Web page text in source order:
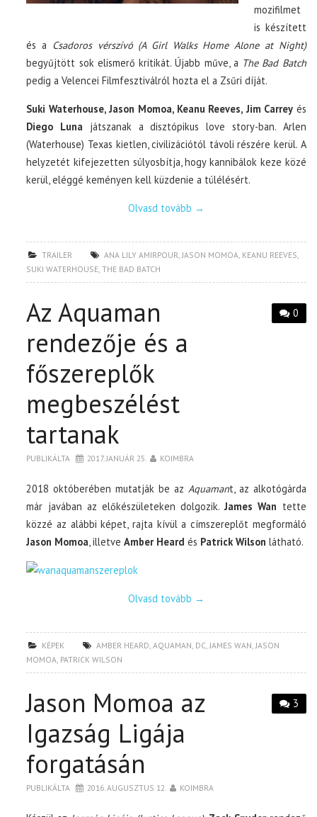
mozifilmet
is készített
és a Csadoros vérszívó (A Girl Walks Home Alone at Night)
begyűjtött sok elismerő kritikát. Újabb műve, a The Bad Batch
pedig a Velencei Filmfesztiválról hozta el a Zsűri díját.
Suki Waterhouse, Jason Momoa, Keanu Reeves, Jim Carrey és
Diego Luna játszanak a disztópikus love story-ban. Arlen
(Waterhouse) Texas kietlen, civilizációtól távoli részére kerül. A
helyzetét kifejezetten súlyosbítja, hogy kannibálok keze közé
kerül, eléggé keményen kell küzdenie a túlélésért.
Olvasd tovább →
TRAILER ANA LILY AMIRPOUR,JASON MOMOA, KEANU REEVES,
SUKI WATERHOUSE,THE BAD BATCH
0
Az Aquaman
rendezője és a
főszereplők
megbeszélést
tartanak
PUBLIKÁLTA 2017. JANUÁR 25. KOIMBRA
2018 októberében mutatják be az Aquamant, az alkotógárda
már javában az előkészületeken dolgozik.James Wan tette
közzé az alábbi képet, rajta kívül a címszereplőt megformáló
Jason Momoa, illetveAmber Heard és Patrick Wilson látható.
Olvasd tovább →
KÉPEK AMBER HEARD,AQUAMAN, DC,JAMES WAN,JASON
MOMOA, PATRICK WILSON
3
Jason Momoa az
Igazság Ligája
forgatásán
PUBLIKÁLTA 2016. AUGUSZTUS 12. KOIMBRA